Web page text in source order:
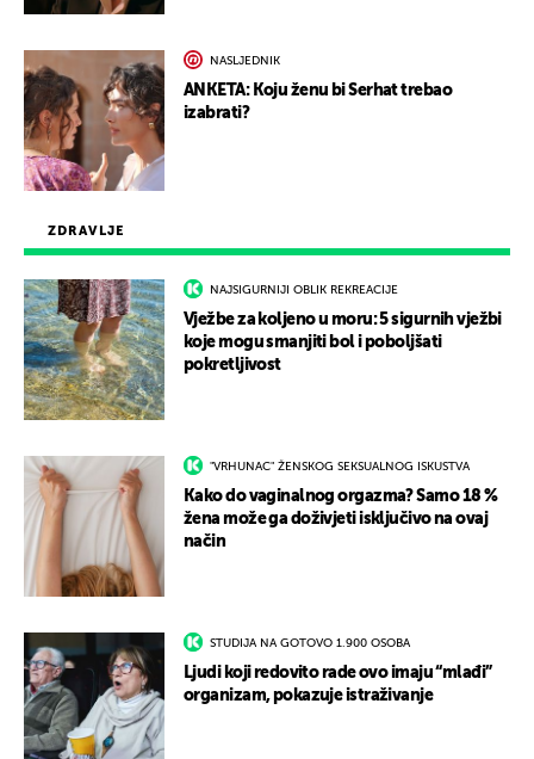
ZDRAVLJE
NAJSIGURNIJI OBLIK REKREACIJE
Vježbe za koljeno u moru: 5 sigurnih vježbi
koje mogu smanjiti bol i poboljšati
pokretljivost
"VRHUNAC" ŽENSKOG SEKSUALNOG ISKUSTVA
Kako do vaginalnog orgazma? Samo 18 %
žena može ga doživjeti isključivo na ovaj
način
STUDIJA NA GOTOVO 1.900 OSOBA
Ljudi koji redovito rade ovo imaju “mlađi”
organizam, pokazuje istraživanje
NASLJEDNIK
ANKETA: Koju ženu bi Serhat trebao
izabrati?